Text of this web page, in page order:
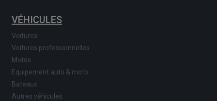
VÉHICULES
Voitures
Voitures professionnelles
Motos
Equipement auto & moto
Bateaux
Autres véhicules